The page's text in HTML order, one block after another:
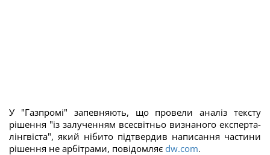
У "Газпромі" запевняють, що провели аналіз тексту
рішення "із залученням всесвітньо визнаного експерта-
лінгвіста", який нібито підтвердив написання частини
рішення не арбітрами, повідомляє dw.com.